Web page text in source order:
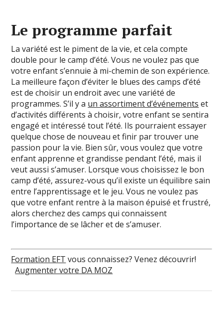
Le programme parfait
La variété est le piment de la vie, et cela compte
double pour le camp d’été. Vous ne voulez pas que
votre enfant s’ennuie à mi-chemin de son expérience.
La meilleure façon d’éviter le blues des camps d’été
est de choisir un endroit avec une variété de
programmes. S’il y a un assortiment d’événements et
d’activités différents à choisir, votre enfant se sentira
engagé et intéressé tout l’été. Ils pourraient essayer
quelque chose de nouveau et finir par trouver une
passion pour la vie. Bien sûr, vous voulez que votre
enfant apprenne et grandisse pendant l’été, mais il
veut aussi s’amuser. Lorsque vous choisissez le bon
camp d’été, assurez-vous qu’il existe un équilibre sain
entre l’apprentissage et le jeu. Vous ne voulez pas
que votre enfant rentre à la maison épuisé et frustré,
alors cherchez des camps qui connaissent
l’importance de se lâcher et de s’amuser.
Formation EFT vous connaissez? Venez découvrir!
Augmenter votre DA MOZ